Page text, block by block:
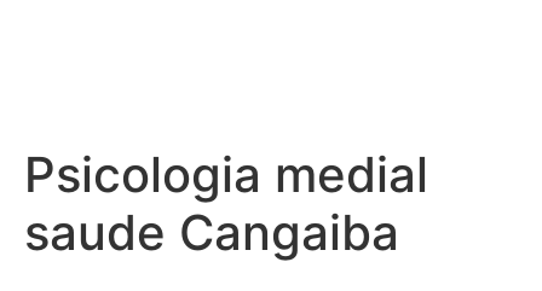
Psicologia medial
saude Cangaiba